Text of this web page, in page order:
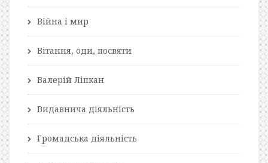
Війна і мир
Вітання, оди, посвяти
Валерій Ліпкан
Видавнича діяльність
Громадська діяльність